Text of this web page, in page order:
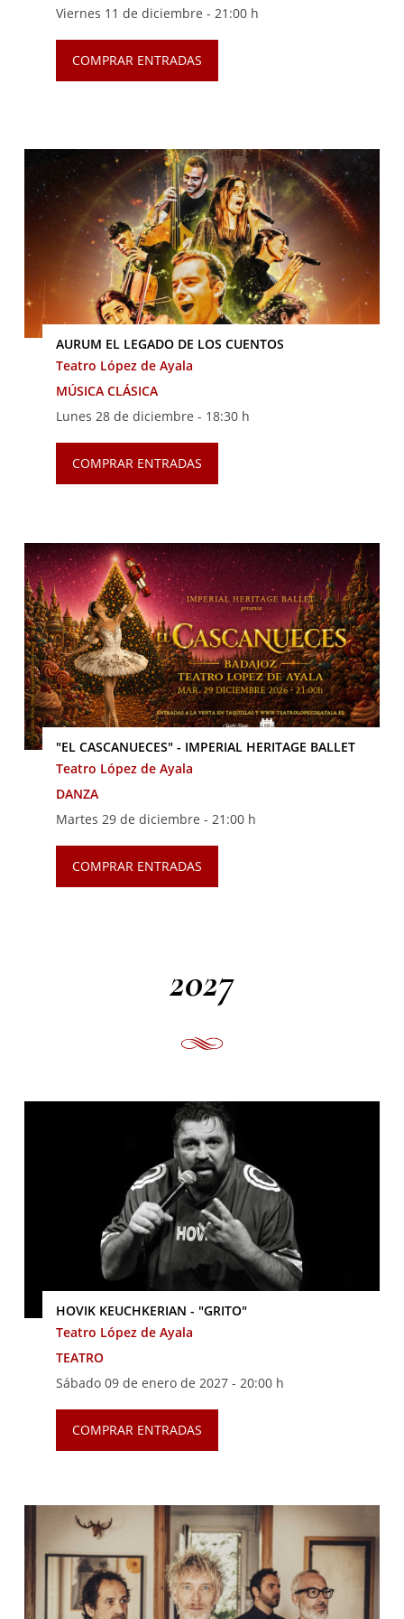
Viernes 11 de diciembre - 21:00 h
COMPRAR ENTRADAS
AURUM EL LEGADO DE LOS CUENTOS
Teatro López de Ayala
MÚSICA CLÁSICA
Lunes 28 de diciembre - 18:30 h
COMPRAR ENTRADAS
"EL CASCANUECES" - IMPERIAL HERITAGE BALLET
Teatro López de Ayala
DANZA
Martes 29 de diciembre - 21:00 h
COMPRAR ENTRADAS
2027
HOVIK KEUCHKERIAN - "GRITO"
Teatro López de Ayala
TEATRO
Sábado 09 de enero de 2027 - 20:00 h
COMPRAR ENTRADAS